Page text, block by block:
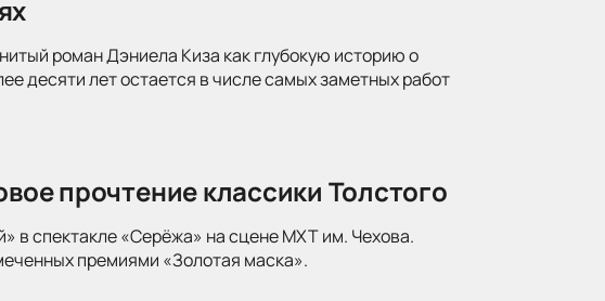
роман Дэниела Киза как глубокую историю о
десяти лет остается в числе самых заметных работ
прочтение классики Толстого
в спектакле «Серёжа» на сцене МХТ им. Чехова.
премиями «Золотая маска».